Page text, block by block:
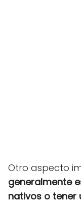
Otro aspecto
generalmente
nativos o tener